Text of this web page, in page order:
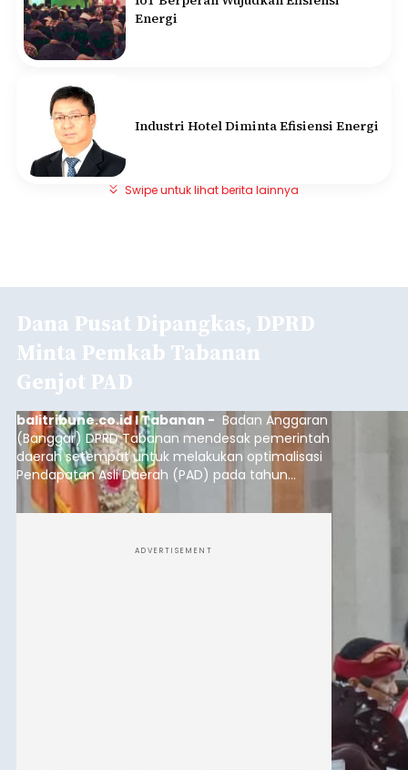
Energi
Industri Hotel Diminta Efisiensi Energi
Swipe untuk lihat berita lainnya
Dana Pusat Dipangkas, DPRD
Minta Pemkab Tabanan
Genjot PAD
balitribune.co.id I Tabanan - Badan Anggaran
(Banggar) DPRD Tabanan mendesak pemerintah
daerah setempat untuk melakukan optimalisasi
Pendapatan Asli Daerah (PAD) pada tahun
anggaran 2027.
ADVERTISEMENT